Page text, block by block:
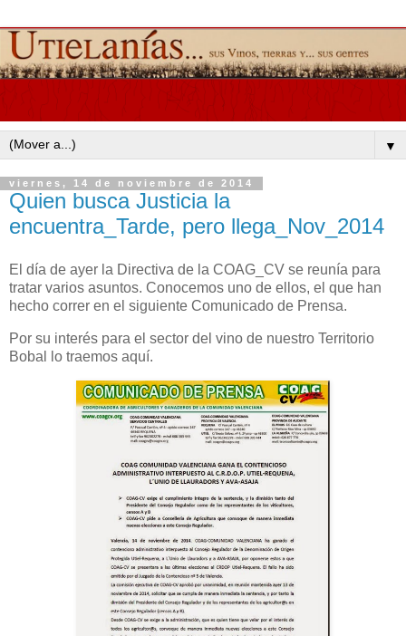
▼
viernes, 14 de noviembre de 2014
Quien busca Justicia la
encuentra_Tarde, pero llega_Nov_2014
El día de ayer la Directiva de la COAG_CV se reunía para
tratar varios asuntos. Conocemos uno de ellos, el que han
hecho correr en el siguiente Comunicado de Prensa.
Por su interés para el sector del vino de nuestro Territorio
Bobal lo traemos aquí.